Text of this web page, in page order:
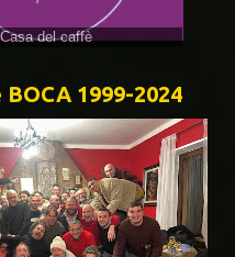
BOCA 1999-2024